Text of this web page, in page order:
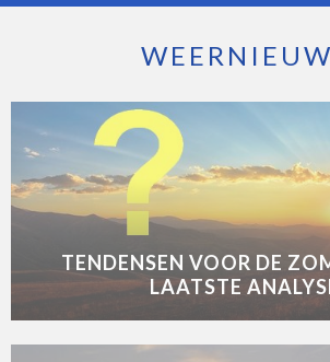
TENDENSEN VOOR DE
LAATSTE